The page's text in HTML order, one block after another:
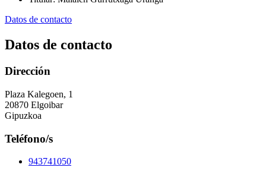
Datos de contacto
Datos de contacto
Dirección
Plaza Kalegoen, 1
20870 Elgoibar
Gipuzkoa
Teléfono/s
943741050